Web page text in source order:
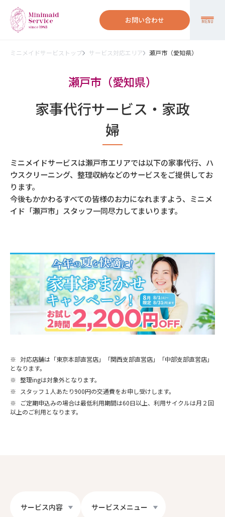
お問い合わせ MENU
ミニメイドサービストップ サービス対応エリア 瀬戸市（愛知県）
瀬戸市（愛知県）
家事代行サービス・家政
婦
ミニメイドサービスは瀬戸市エリアでは以下の家事代行、ハ
ウスクリーニング、整理収納などのサービスをご提供してお
ります。
今後もかかわるすべての皆様のお力になれますよう、ミニメ
イド「瀬戸市」スタッフ一同尽力してまいります。
※ 対応店舗は「東京本部直営店」「関西支部直営店」「中部支部直営店」
となります。
※ 整理ingは対象外となります。
※
スタッフ１人あたり900円の交通費をお申し受けします。
※
ご定期申込みの場合は最低利用期間は60日以上、利用サイクルは月２回
以上のご利用となります。
サービス内容 サービスメニュー